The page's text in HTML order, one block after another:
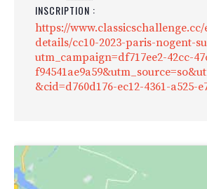
INSCRIPTION :
https://www.classicschallenge.cc/
details/cc10-2023-paris-nogent-
utm_campaign=df717ee2-42cc-
&cid=d760d176-ec12-4361-a525-